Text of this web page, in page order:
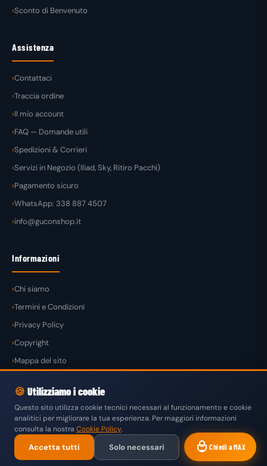
Sconto di Benvenuto
Assistenza
Contattaci
Traccia ordine
Il mio account
FAQ — Domande utili
Spedizioni & Corrieri
Servizi in Negozio (Iliad, Sky, Ritiro Pacchi)
Pagamento sicuro
WhatsApp: 338 887 4507
info@guconshop.it
Informazioni
Chi siamo
Termini e Condizioni
Privacy Policy
Copyright
Mappa del sito
© 2026 GuconShopdi Guglielmo Conte — Tutti i diritti riservati.
VISA MASTERCARD PAYPAL KLARNA SATISPAY
BONIFICO Chiedi a MAX
🍪 Utilizziamo i cookie
Questo sito utilizza cookie tecnici necessari al funzionamento e cookie
analitici per migliorare la tua esperienza. Per maggiori informazioni
consulta la nostra Cookie Policy.
Accetta tutti Solo necessari